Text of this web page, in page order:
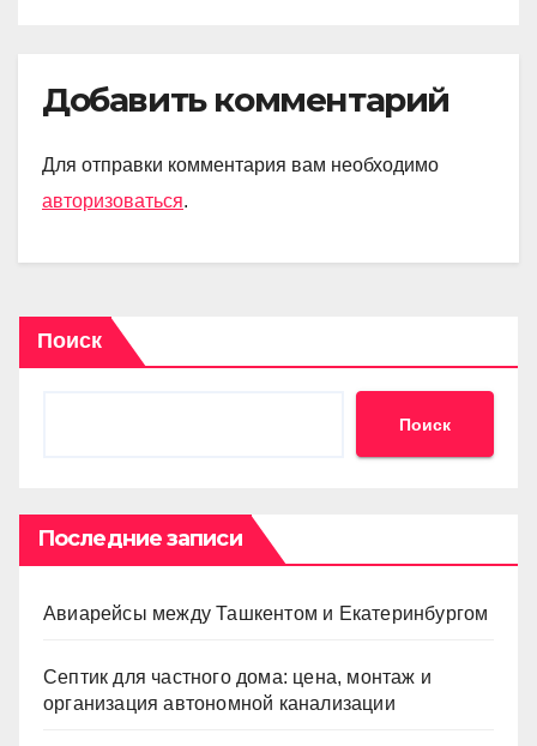
Добавить комментарий
Для отправки комментария вам необходимо
авторизоваться.
Поиск
Поиск
Последние записи
Авиарейсы между Ташкентом и Екатеринбургом
Септик для частного дома: цена, монтаж и
организация автономной канализации